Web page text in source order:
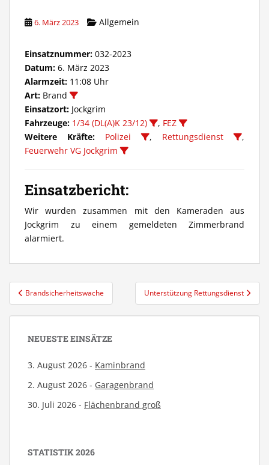
6. März 2023 Allgemein
Einsatznummer: 032-2023
Datum: 6. März 2023
Alarmzeit: 11:08 Uhr
Art: Brand
Einsatzort: Jockgrim
Fahrzeuge: 1/34 (DL(A)K 23/12) , FEZ
Weitere Kräfte:
Polizei , Rettungsdienst
,
Feuerwehr VG Jockgrim
Einsatzbericht:
Wir wurden zusammen mit den Kameraden aus
Jockgrim zu einem gemeldeten Zimmerbrand
alarmiert.
Beitragsnavigation
Brandsicherheitswache Unterstützung Rettungsdienst
NEUESTE EINSÄTZE
3. August 2026 - Kaminbrand
2. August 2026 - Garagenbrand
30. Juli 2026 - Flächenbrand groß
STATISTIK 2026